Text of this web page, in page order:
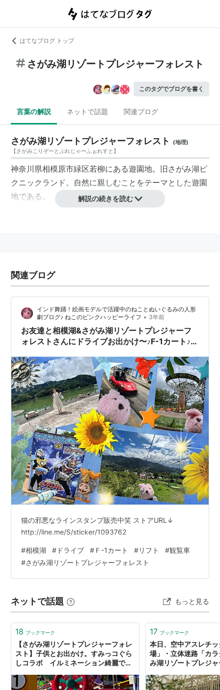
はてなブログ トップ
さがみ湖リゾートプレジャーフォレスト
このタグでブログを書く
言葉の解説 ネットで話題 関連ブログ
さがみ湖リゾートプレジャーフォレスト (地理)
【さがみこりぞーとぷれじゃーふぉれすと 】
神奈川県相模原市緑区若柳にある遊園地。旧さがみ湖ピ
クニックランド。自然に親しむことをテーマとした遊園
地である。
解説の続きを読む
関連ブログ
インド舞踊！絵画モデルで活躍中のねことぬいぐるみの人形
劇ブログ♪ ねこのピンクハッピーライフ • 3年前
お友達と相模湖&さがみ湖リゾートプレジャーフ
ォレストさんにドライブお出かけ〜♪F-1カート♪リ
猫の邪悪なラインスタンプ販売中笑 ストアURL↓
http://line.me/S/sticker/1093762
#相模湖 # ドライブ # Ｆ-1カート #リフト #観覧車
#さがみ湖リゾートプレジャーフォレスト
ネットで話題 もっと見る
18 ブックマーク
【さがみ湖リゾートプレジャーフォレ
スト】子供とお出かけ。すみっコぐら
しコラボ イルミネーション綺麗でし
17 ブックマーク
本日、空中アスレチ
場」・立体迷路「カ
み湖リゾートプレジ